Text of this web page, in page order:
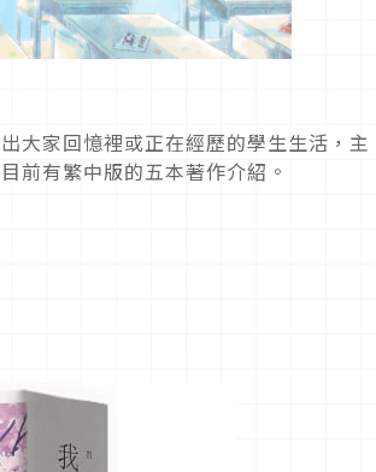
大家回憶裡或正在經歷的學生生活，主
前有繁中版的五本著作介紹。